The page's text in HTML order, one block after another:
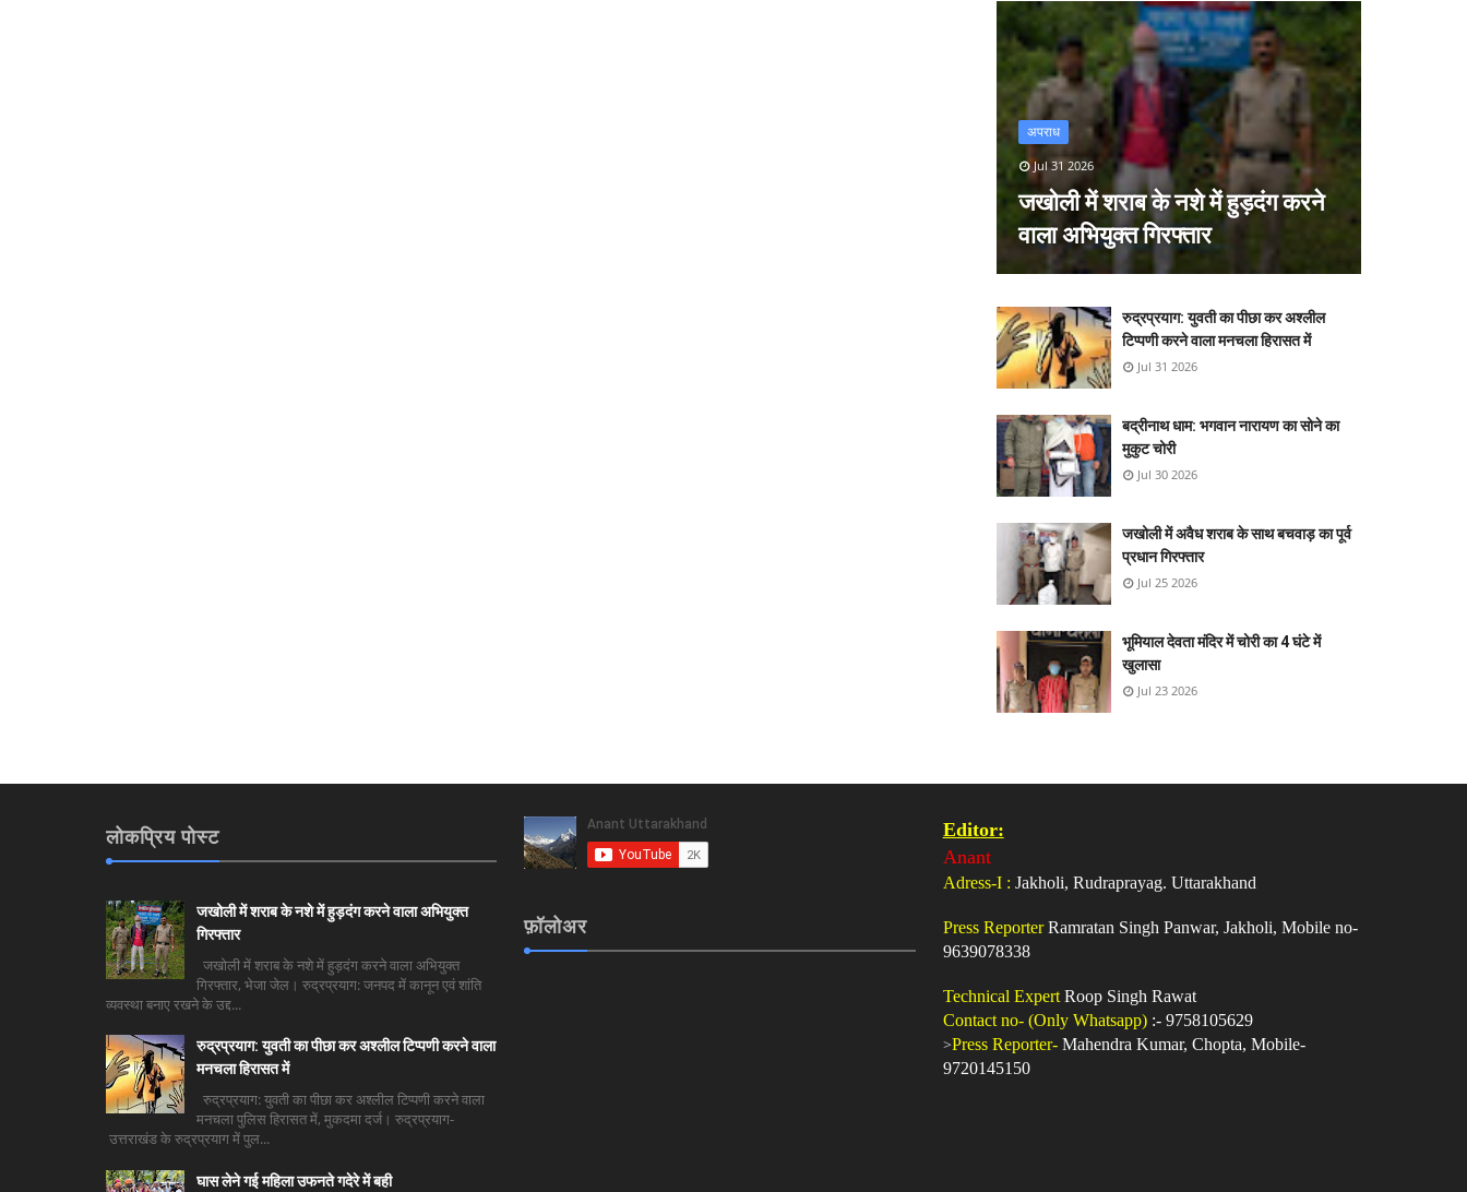
अपराध
Jul 31 2026
जखोली में शराब के नशे में हुड़दंग करने
वाला अभियुक्त गिरफ्तार
रुद्रप्रयाग: युवती का पीछा कर अश्लील
टिप्पणी करने वाला मनचला हिरासत में
Jul 31 2026
बद्रीनाथ धाम: भगवान नारायण का सोने का
मुकुट चोरी
Jul 30 2026
जखोली में अवैध शराब के साथ बचवाड़ का पूर्व
प्रधान गिरफ्तार
Jul 25 2026
भूमियाल देवता मंदिर में चोरी का 4 घंटे में
खुलासा
Jul 23 2026
लोकप्रिय पोस्ट
जखोली में शराब के नशे में हुड़दंग करने वाला अभियुक्त
गिरफ्तार
जखोली में शराब के नशे में हुड़दंग करने वाला अभियुक्त
गिरफ्तार, भेजा जेल। रुद्रप्रयाग: जनपद में कानून एवं शांति
व्यवस्था बनाए रखने के उद्द...
रुद्रप्रयाग: युवती का पीछा कर अश्लील टिप्पणी करने वाला
मनचला हिरासत में
रुद्रप्रयाग: युवती का पीछा कर अश्लील टिप्पणी करने वाला
मनचला पुलिस हिरासत में, मुकदमा दर्ज। रुद्रप्रयाग-
उत्तराखंड के रुद्रप्रयाग में पुल...
घास लेने गई महिला उफनते गदेरे में बही
फ़ॉलोअर
Editor:
Anant
Adress-I : Jakholi, Rudraprayag. Uttarakhand
Press ReporterRamratan Singh Panwar, Jakholi, Mobile no-
9639078338
Technical ExpertRoop Singh Rawat
Contact no- (Only Whatsapp) :- 9758105629
>Press Reporter-Mahendra Kumar, Chopta, Mobile-
9720145150